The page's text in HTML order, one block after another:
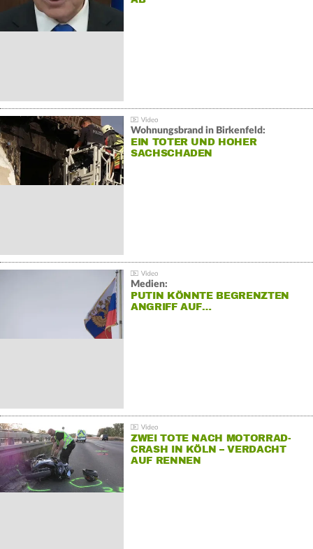
Wohnungsbrand in Birkenfeld:
EIN TOTER UND HOHER
SACHSCHADEN
Medien:
PUTIN KÖNNTE BEGRENZTEN
ANGRIFF AUF…
ZWEI TOTE NACH MOTORRAD-
CRASH IN KÖLN – VERDACHT
AUF RENNEN